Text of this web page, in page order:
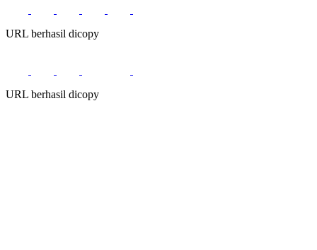
URL berhasil dicopy
URL berhasil dicopy